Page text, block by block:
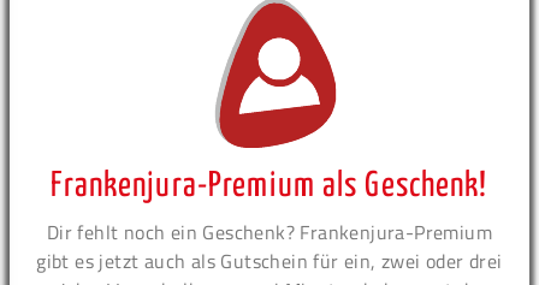
Frankenjura-Premium als Geschenk!
Dir fehlt noch ein Geschenk? Frankenjura-Premium
gibt es jetzt auch als Gutschein für ein, zwei oder drei